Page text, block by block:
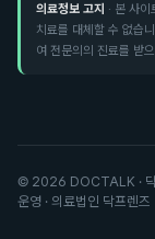
의료정보 고지 · 본 사
치료를 대체할 수 없습
여 전문의의 진료를 받
© 2026 DOCTALK ·
운영 · 의료법인 닥프렌즈